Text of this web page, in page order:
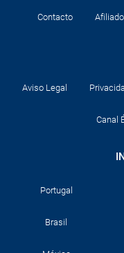
Contacto
Aviso Legal
Canal
Portugal
Brasil